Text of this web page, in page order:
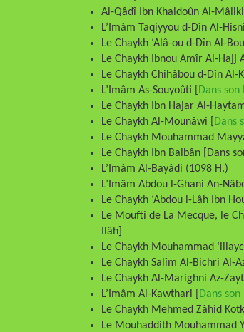
Al-Qâdî Ibn Khaldoûn Al-
L’Imâm Taqiyyou d-Dîn Al-
Le Chaykh ‘Alâ-ou d-Dîn Al-
Le Chaykh Ibnou Amîr Al-Hajj
Le Chaykh Chihâbou d-Dîn Al-
L’Imâm As-Souyoûti [
Dans
Le Chaykh Ibn Hajar Al-
Le Chaykh Al-Mounâwi [
Dans
Le Chaykh Mouhammad
Le Chaykh Ibn Balbân [Dans
L’Imâm Al-Bayâdi (1098 H.)
L’Imâm Abdou l-Ghani An-
Le Chaykh ‘Abdou l-Lâh Ibn
Le Moufti de La Mecque, le
Ilâh]
Le Chaykh Mouhammad
Le Chaykh Salîm Al-Bichri Al-
Le Chaykh Al-Marighni Az-
L’Imâm Al-Kawthari [
Dans
Le Chaykh Mehmed Zâhid
Le Mouhaddith Mouhammad